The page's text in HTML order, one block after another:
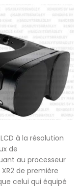
à la résolution
de
au processeur
de première
celui qui équipé